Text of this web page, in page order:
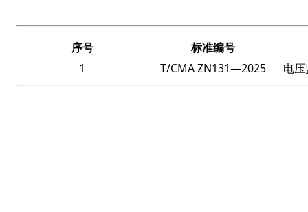
序号
标准编号
1
T/CMA ZN131—2025 电